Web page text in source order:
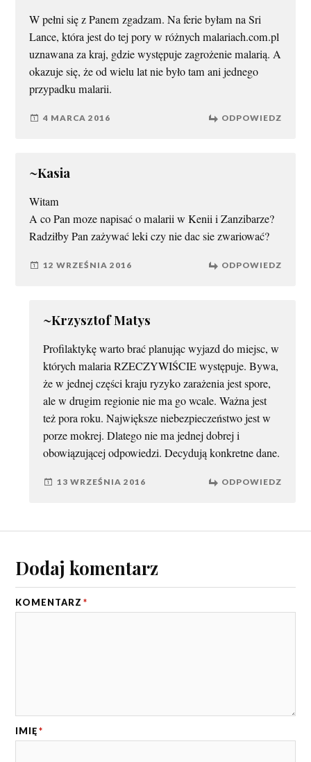
W pełni się z Panem zgadzam. Na ferie byłam na Sri
Lance, która jest do tej pory w różnych malariach.com.pl
uznawana za kraj, gdzie występuje zagrożenie malarią. A
okazuje się, że od wielu lat nie było tam ani jednego
przypadku malarii.
4 MARCA 2016 ODPOWIEDZ
~Kasia
Witam
A co Pan moze napisać o malarii w Kenii i Zanzibarze?
Radziłby Pan zażywać leki czy nie dac sie zwariować?
12 WRZEŚNIA 2016 ODPOWIEDZ
~Krzysztof Matys
Profilaktykę warto brać planując wyjazd do miejsc, w
których malaria RZECZYWIŚCIE występuje. Bywa,
że w jednej części kraju ryzyko zarażenia jest spore,
ale w drugim regionie nie ma go wcale. Ważna jest
też pora roku. Największe niebezpieczeństwo jest w
porze mokrej. Dlatego nie ma jednej dobrej i
obowiązującej odpowiedzi. Decydują konkretne dane.
13 WRZEŚNIA 2016 ODPOWIEDZ
Dodaj komentarz
KOMENTARZ *
IMIĘ *